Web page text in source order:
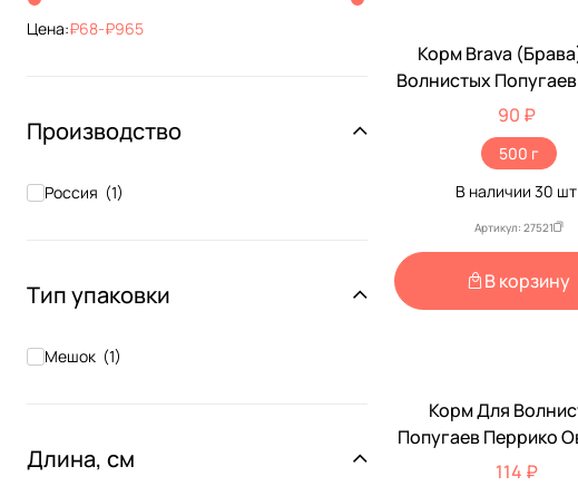
Перрико (4)
Цена: 68- 965
Производство
Россия (1)
Тип упаковки
Мешок (1)
Длина, см
Корм Brava
Волнистых
Морской Капустой
(1*14)
90 ₽
500 г
В наличии30
Артикул: 27521
В корзину
Корм Для
Попугаев Перрико
Сказка 500г
114 ₽